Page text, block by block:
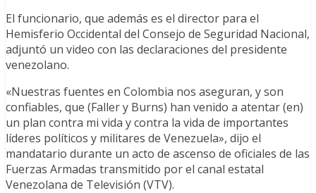
El funcionario, que además es el director para el
Hemisferio Occidental del Consejo de Seguridad Nacional,
adjuntó un video con las declaraciones del presidente
venezolano.
«Nuestras fuentes en Colombia nos aseguran, y son
confiables, que (Faller y Burns) han venido a atentar (en)
un plan contra mi vida y contra la vida de importantes
líderes políticos y militares de Venezuela», dijo el
mandatario durante un acto de ascenso de oficiales de las
Fuerzas Armadas transmitido por el canal estatal
Venezolana de Televisión (VTV).